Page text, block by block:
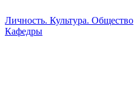
Личность. Культура. Общество
Кафедры